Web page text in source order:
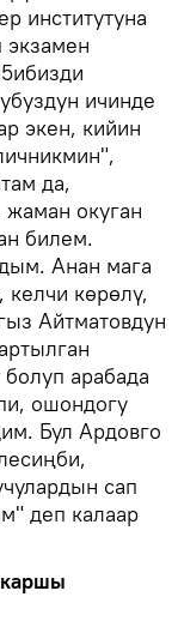
институтуна
экзамен
ичинде
экен, кийин
да,
окуган
билем.
Анан мага
келчи көрөлү,
Айтматовдун
арабада
ошондогу
Бул Ардовго
сап
деп калаар